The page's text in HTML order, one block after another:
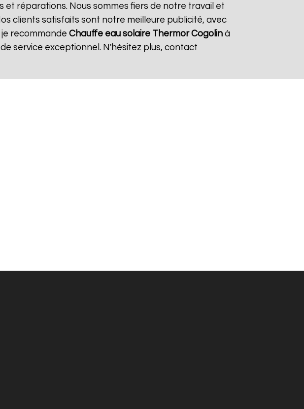
et réparations. Nous sommes fiers de notre travail et
clients satisfaits sont notre meilleure publicité, avec
recommande Chauffe eau solaire Thermor Cogolin à
service exceptionnel. N'hésitez plus, contact